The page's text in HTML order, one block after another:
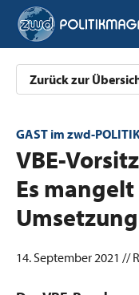
Zurück zur
GAST im zwd-
:VBE-
Es
14. September 2021 //